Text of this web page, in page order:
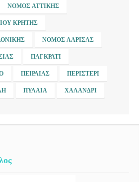
ΝΟΜΌΣ ΑΤΤΙΚΉΣ
ΚΡΉΤΗΣ
ΝΟΜΌΣ ΛΆΡΙΣΑΣ
ΠΑΓΚΡΆΤΙ
ΠΕΙΡΑΙΆΣ ΠΕΡΙΣΤΈΡΙ
ΠΥΛΑΊΑ ΧΑΛΆΝΔΡΙ